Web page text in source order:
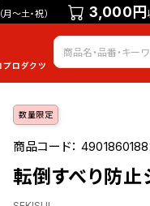
（月～土・祝） 3,000円
数量限定
商品コード：
転倒すべり防止